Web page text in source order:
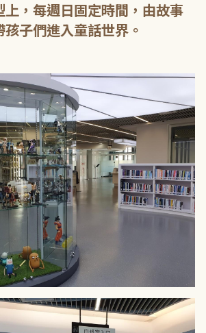
上，每週日固定時間，由故事
子們進入童話世界。